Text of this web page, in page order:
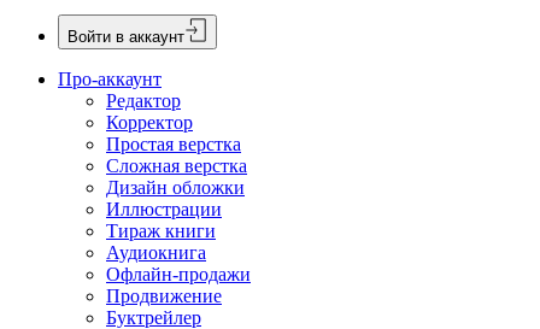
Войти в аккаунт
Про-аккаунт
Редактор
Корректор
Простая верстка
Сложная верстка
Дизайн обложки
Иллюстрации
Тираж книги
Аудиокнига
Офлайн-продажи
Продвижение
Буктрейлер